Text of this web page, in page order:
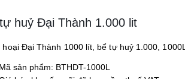
huỷ Đại Thành 1.000 lit
hoại Đại Thành 1000 lít, bể tự huỷ 1.000,
Mã sản phẩm: BTHDT-1000L